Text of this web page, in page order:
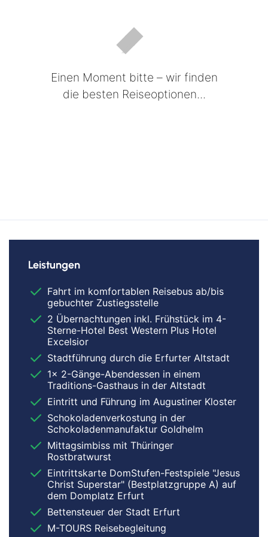
Einen Moment bitte – wir finden
die besten Reiseoptionen...
Leistungen
Fahrt im komfortablen Reisebus ab/bis
gebuchter Zustiegsstelle
2 Übernachtungen inkl. Frühstück im 4-
Sterne-Hotel Best Western Plus Hotel
Excelsior
Stadtführung durch die Erfurter Altstadt
1x 2-Gänge-Abendessen in einem
Traditions-Gasthaus in der Altstadt
Eintritt und Führung im Augustiner Kloster
Schokoladenverkostung in der
Schokoladenmanufaktur Goldhelm
Mittagsimbiss mit Thüringer
Rostbratwurst
Eintrittskarte DomStufen-Festspiele "Jesus
Christ Superstar" (Bestplatzgruppe A) auf
dem Domplatz Erfurt
Bettensteuer der Stadt Erfurt
M-TOURS Reisebegleitung